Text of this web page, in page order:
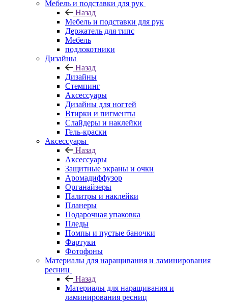
Мебель и подставки для рук
Назад
Мебель и подставки для рук
Держатель для типс
Мебель
подлокотники
Дизайны
Назад
Дизайны
Стемпинг
Аксессуары
Дизайны для ногтей
Втирки и пигменты
Слайдеры и наклейки
Гель-краски
Аксессуары
Назад
Аксессуары
Защитные экраны и очки
Аромадиффузор
Органайзеры
Палитры и наклейки
Планеры
Подарочная упаковка
Пледы
Помпы и пустые баночки
Фартуки
Фотофоны
Материалы для наращивания и ламинирования
ресниц
Назад
Материалы для наращивания и
ламинирования ресниц